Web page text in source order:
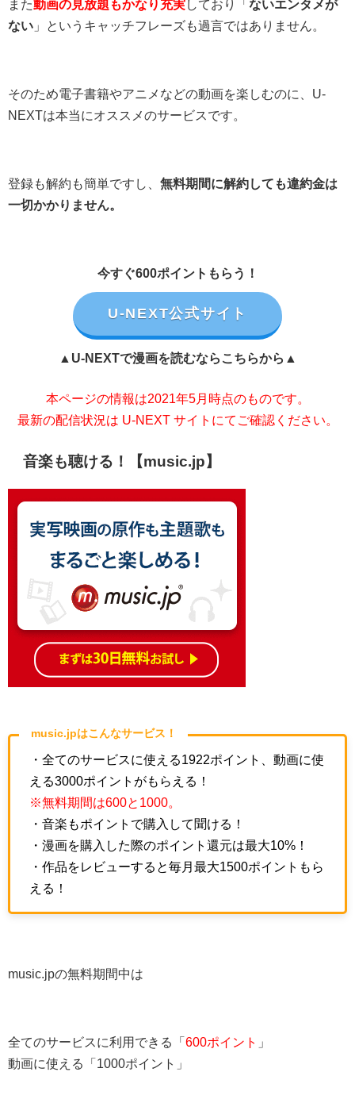
また動画の見放題もかなり充実しており「 ないエンタメが
ない 」というキャッチフレーズも過言ではありません。
そのため電子書籍やアニメなどの動画を楽しむのに、U-
NEXTは本当にオススメのサービスです。
登録も解約も簡単ですし、 無料期間に解約しても違約金は
一切かかりません。
今すぐ600ポイントもらう！
U-NEXT公式サイト
▲U-NEXTで漫画を読むならこちらから▲
本ページの情報は2021年5月時点のものです。
最新の配信状況は U-NEXT サイトにてご確認ください。
音楽も聴ける！【music.jp】
music.jpはこんなサービス！
・全てのサービスに使える1922ポイント、動画に使
える3000ポイントがもらえる！
※無料期間は600と1000。
・音楽もポイントで購入して聞ける！
・漫画を購入した際のポイント還元は最大10%！
・作品をレビューすると毎月最大1500ポイントもら
える！
music.jpの無料期間中は
全てのサービスに利用できる「 600ポイント
」
動画に使える「1000ポイント」